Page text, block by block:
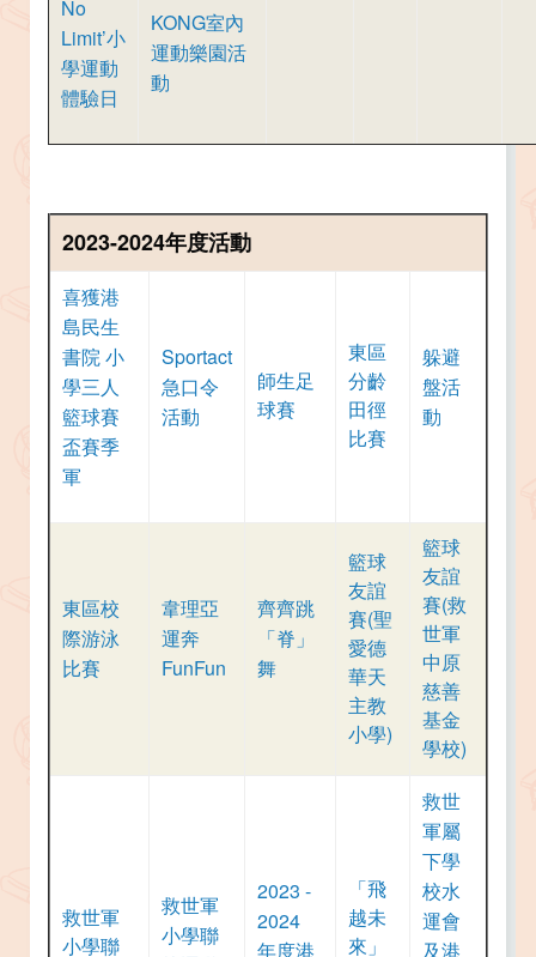
No
Limit’小
學運動
體驗日
KONG室內
運動樂園活
動
2023-2024年度活動
喜獲港
島民生
書院 小
學三人
籃球賽
盃賽季
軍
Sportact
急口令
活動
師生足
球賽
東區
分齡
田徑
比賽
躲避
盤活
動
東區校
際游泳
比賽
韋理亞
運奔
FunFun
齊齊跳
「脊」
舞
籃球
友誼
賽(聖
愛德
華天
主教
小學)
籃球
友誼
賽(救
世軍
中原
慈善
基金
學校)
救世軍
小學聯
救世軍
小學聯
2023 -
2024
年度港
「飛
越未
來」
救世
軍屬
下學
校水
運會
及港